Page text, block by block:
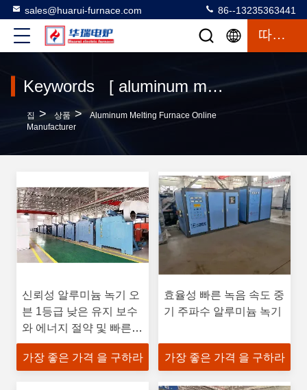
sales@huarui-furnace.com 86--13235363441
따옴표
Keywords [ aluminum melting furnace ] Match 272 상품
집 > 상품 >
Aluminum Melting Furnace Online
Manufacturer
신뢰성 알루미늄 녹기 오
븐 1등급 낮은 유지 보수
와 에너지 절약 및 빠른
녹기 속도
가장 좋은 가격 을 구하라
효율성 빠른 녹음 속도 중
기 주파수 알루미늄 녹기
가장 좋은 가격 을 구하라